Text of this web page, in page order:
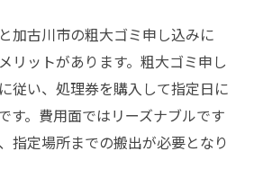
加古川市の粗大ゴミ申し込みに
リットがあります。粗大ゴミ申し
従い、処理券を購入して指定日に
す。費用面ではリーズナブルです
指定場所までの搬出が必要となり